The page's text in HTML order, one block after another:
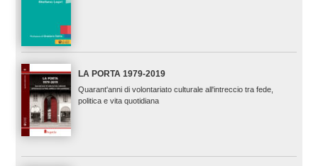
LA PORTA 1979-2019
Quarant'anni di volontariato culturale all'intreccio tra fede,
politica e vita quotidiana